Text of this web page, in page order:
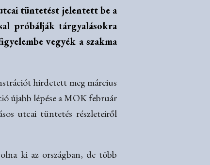
tüntetést jelentett be a
próbálják tárgyalásokra
vegyék a szakma
hirdetett meg március
újabb lépése a MOK február
utcai tüntetés részleteiről
ki az országban, de több